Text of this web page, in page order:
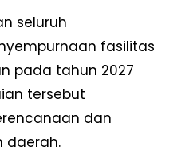
seluruh
fasilitas
pada tahun 2027
tersebut
dan
daerah.